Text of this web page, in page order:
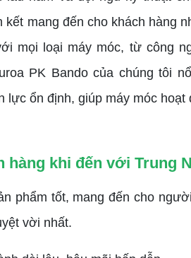
kết mang đến cho khách hàng
mọi loại máy móc, từ công
PK Bando của chúng tôi
lực ổn định, giúp máy móc hoạt
hàng khi đến với Trung
phẩm tốt, mang đến cho
vời nhất.